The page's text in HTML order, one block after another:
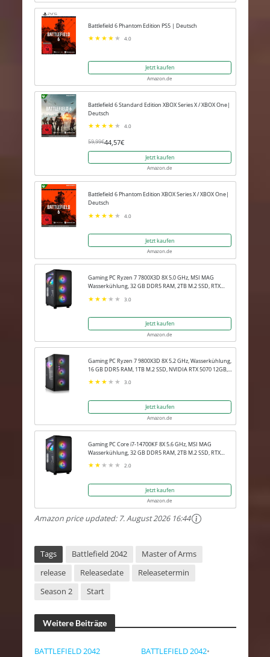
Battlefield 6 Phantom Edition PS5 | Deutsch
4.0
Jetzt kaufen
Amazon.de
Battlefield 6 Standard Edition XBOX Series X / XBOX One|
Deutsch
4.0
59,99€44,57€
Jetzt kaufen
Amazon.de
Battlefield 6 Phantom Edition XBOX Series X / XBOX One|
Deutsch
4.0
Jetzt kaufen
Amazon.de
Gaming PC Ryzen 7 7800X3D 8X 5.0 GHz, MSI MAG
Wasserkühlung, 32 GB DDR5 RAM, 2TB M.2 SSD, RTX
3.0
Jetzt kaufen
Amazon.de
Gaming PC Ryzen 7 9800X3D 8X 5.2 GHz, Wasserkühlung,
16 GB DDR5 RAM, 1TB M.2 SSD, NVIDIA RTX 5070 12GB,
Win 11 Pro
3.0
Jetzt kaufen
Amazon.de
Gaming PC Core i7-14700KF 8X 5.6 GHz, MSI MAG
Wasserkühlung, 32 GB DDR5 RAM, 2TB M.2 SSD, RTX
5080 16GB, Win 11 Pro
2.0
Jetzt kaufen
Amazon.de
Amazon price updated: 7. August 2026 16:44
Tags Battlefield 2042
Master of Arms
release
Releasedate
Releasetermin
Season 2
Start
Weitere Beiträge
BATTLEFIELD 2042 BATTLEFIELD 2042•